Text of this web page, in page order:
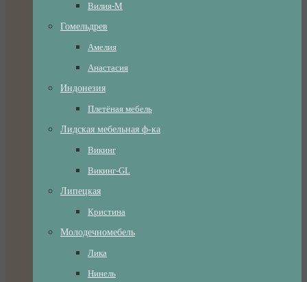
Вилия-М
Гомельдрев
Амелия
Анастасия
Индонезия
Плетёная мебель
Лидская мебельная ф-ка
Викинг
Викинг-GL
Липецкая
Кристина
Молодечномебель
Лика
Нинель